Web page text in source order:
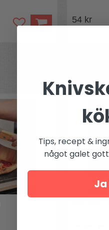
54 kr
Tips, recept &
något galet